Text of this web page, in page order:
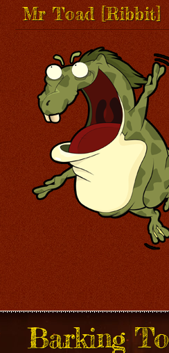
Mr Toad [Ribbit]
Barking